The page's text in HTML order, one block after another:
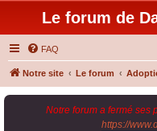
Le forum de
FAQ
Notre site Le forum
Notre forum a fermé ses
https://